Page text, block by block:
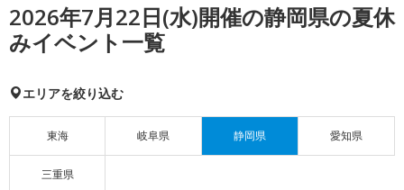
2026年7月22日(水)開催の静岡県の夏休
みイベント一覧
エリアを絞り込む
東海 岐阜県 静岡県 愛知県
三重県